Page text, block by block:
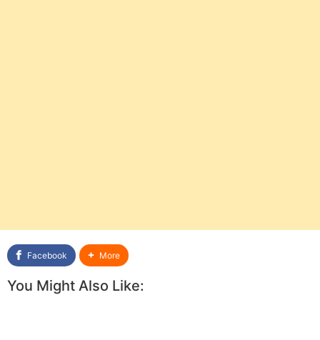
Facebook More
You Might Also Like: